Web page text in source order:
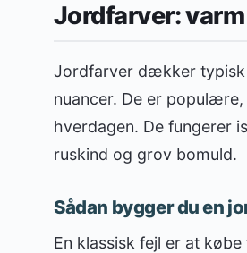
Jordfarver:
Jordfarver dækker typisk
nuancer. De er
hverdagen. De fungerer
ruskind og grov bomuld.
Sådan bygger du en
En klassisk fejl er at